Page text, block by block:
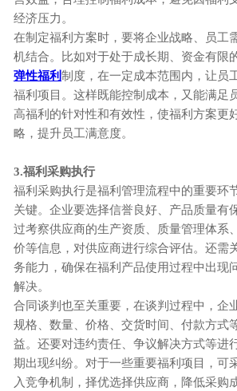
经济压力。
在制定福利方案时，要将企业战略、员工
机结合。比如对于处于成长期、资金有限
弹性福利制度，在一定成本范围内，让员
福利项目。这样既能控制成本，又能满足
高福利的针对性和有效性，使福利方案更
略，提升员工满意度。
3.福利采购执行
福利采购执行是福利管理流程中的重要环
关键。企业要选择信誉良好、产品质量有
过考察供应商的生产资质、质量管理体系
价等信息，对供应商进行综合评估。还需
务能力，确保在福利产品使用过程中出现
解决。
合同谈判也至关重要，在谈判过程中，企
规格、数量、价格、交货时间、付款方式
益。还要对违约责任、争议解决方式等进
期出现纠纷。对于一些重要福利项目，可
入竞争机制，择优选择供应商，降低采购